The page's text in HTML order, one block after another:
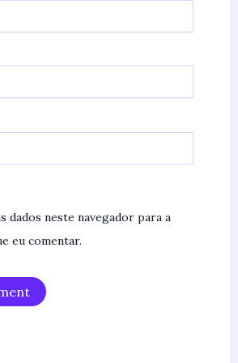
dados neste navegador para a
eu comentar.